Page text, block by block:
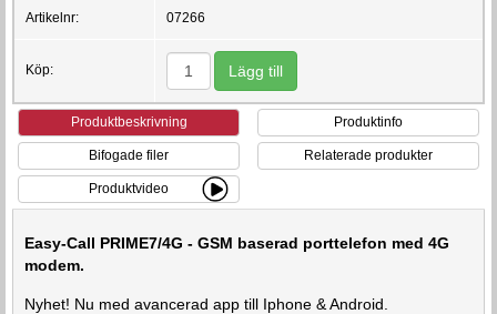
Artikelnr: 07266
Köp:
Produktbeskrivning Produktinfo
Bifogade filer Relaterade produkter
Produktvideo
Easy-Call PRIME7/4G - GSM baserad porttelefon med 4G
modem.
Nyhet! Nu med avancerad app till Iphone & Android.